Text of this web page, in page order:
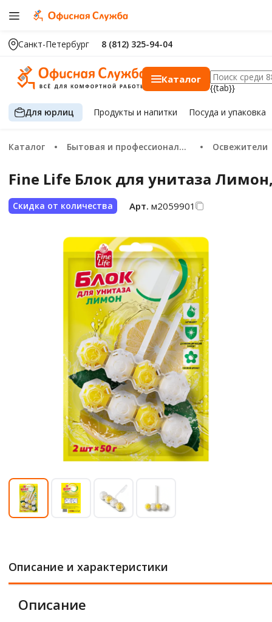
Санкт-Петербург 8 (812) 325-94-04
Каталог
{{tab}}
Для юрлиц Продуктыи напитки Посуда и упаковка
Каталог Бытовая и профессиональная химия Освежители
Fine Life Блок для унитаза
Скидка от количества Арт. м2059901
Описание и характеристики
Описание